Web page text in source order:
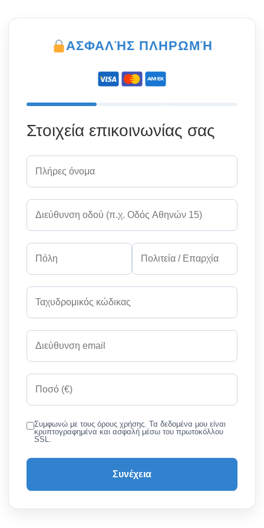
ΑΣΦΑΛΉΣ ΠΛΗΡΩΜΉ
Στοιχεία επικοινωνίας σας
Συμφωνώ με τους όρους χρήσης. Τα δεδομένα μου είναι
κρυπτογραφημένα και ασφαλή μέσω του πρωτοκόλλου
SSL.
Συνέχεια